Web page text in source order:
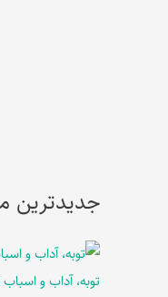
جدیدترین
توبه، آداب و اسباب